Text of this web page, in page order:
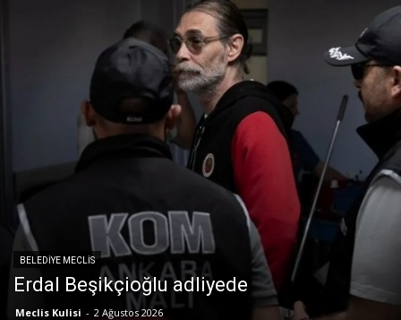
BELEDIYE MECLIS
Erdal Beşikçioğlu adliyede
Meclis Kulisi - 2 Ağustos 2026